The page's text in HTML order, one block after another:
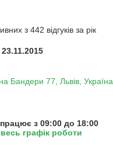
з 442 відгуків за рік
Бандери 77, Львів, Україна
з 09:00 до 18:00
графік роботи